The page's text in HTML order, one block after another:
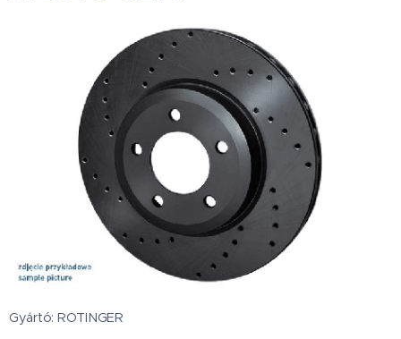
Gyártó: ROTINGER